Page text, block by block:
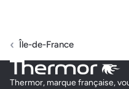
MEE CLIM
Île-de-France
Thermor, marque française,